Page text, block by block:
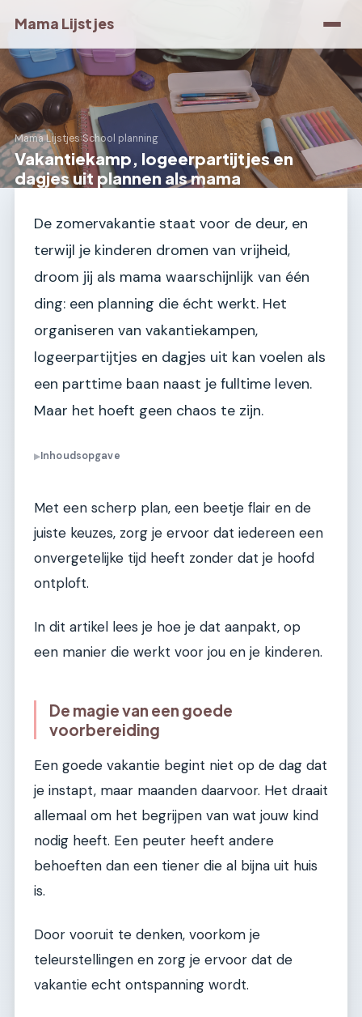
Mama Lijstjes
Mama Lijstjes›School planning
Vakantiekamp, logeerpartijtjes en
dagjes uit plannen als mama
De zomervakantie staat voor de deur, en
terwijl je kinderen dromen van vrijheid,
droom jij als mama waarschijnlijk van één
ding: een planning die écht werkt. Het
organiseren van vakantiekampen,
logeerpartijtjes en dagjes uit kan voelen als
een parttime baan naast je fulltime leven.
Maar het hoeft geen chaos te zijn.
▶Inhoudsopgave
Met een scherp plan, een beetje flair en de
juiste keuzes, zorg je ervoor dat iedereen een
onvergetelijke tijd heeft zonder dat je hoofd
ontploft.
In dit artikel lees je hoe je dat aanpakt, op
een manier die werkt voor jou en je kinderen.
De magie van een goede
voorbereiding
Een goede vakantie begint niet op de dag dat
je instapt, maar maanden daarvoor. Het draait
allemaal om het begrijpen van wat jouw kind
nodig heeft. Een peuter heeft andere
behoeften dan een tiener die al bijna uit huis
is.
Door vooruit te denken, voorkom je
teleurstellingen en zorg je ervoor dat de
vakantie echt ontspanning wordt.